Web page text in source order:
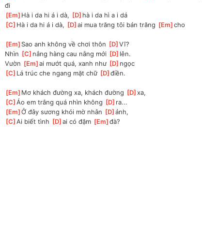
đi
[Em ]Hà i da hi á i dà, [D ]hà i da hì a i dá
[C ]Hà i da hi á i dà, [D ]
ai mua trăng tôi bán trăng [Em ]
cho
[Em ]Sao anh không về chơi thôn [D ]
Vĩ?
Nhìn [C ]nắng hàng cau nắng mới [D ]lên.
Vườn [Em ]
ai mướt quá, xanh như [D ]ngọc
[C ]Lá trúc che ngang mặt chữ [D ]
điền.
[Em ]Mơ khách đường xa, khách đường [D ]
xa,
[C ]
Áo em trắng quá nhìn không [D ]ra...
[Em ]
Ở đây sương khói mờ nhân [D ]
ảnh,
[C ]
Ai biết tình [D ]
ai có đậm [Em ]
đà?